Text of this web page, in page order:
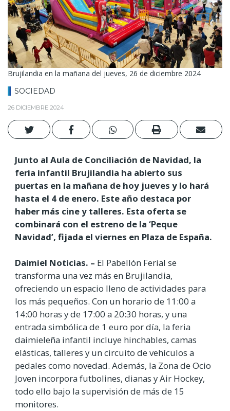
Brujilandia en la mañana del jueves, 26 de diciembre 2024
SOCIEDAD
26 DICIEMBRE 2024
Junto al Aula de Conciliación de Navidad, la
feria infantil Brujilandia ha abierto sus
puertas en la mañana de hoy jueves y lo hará
hasta el 4 de enero. Este año destaca por
haber más cine y talleres. Esta oferta se
combinará con el estreno de la ‘Peque
Navidad’, fijada el viernes en Plaza de España.
Daimiel Noticias. – El Pabellón Ferial se
transforma una vez más en Brujilandia,
ofreciendo un espacio lleno de actividades para
los más pequeños. Con un horario de 11:00 a
14:00 horas y de 17:00 a 20:30 horas, y una
entrada simbólica de 1 euro por día, la feria
daimieleña infantil incluye hinchables, camas
elásticas, talleres y un circuito de vehículos a
pedales como novedad. Además, la Zona de Ocio
Joven incorpora futbolines, dianas y Air Hockey,
todo ello bajo la supervisión de más de 15
monitores.